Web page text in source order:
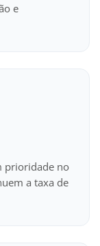
e
prioridade no
a taxa de